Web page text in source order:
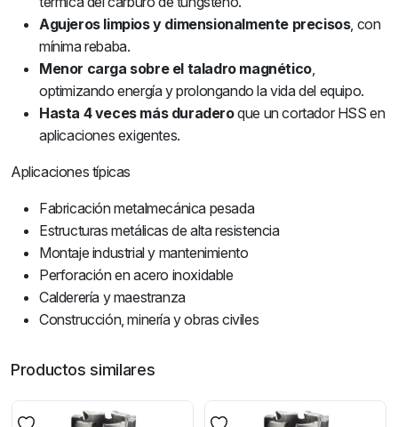
Agujeros limpios y dimensionalmente precisos, con
mínima rebaba.
Menor carga sobre el taladro magnético,
optimizando energía y prolongando la vida del equipo.
Hasta 4 veces más duraderoque un cortador HSS en
aplicaciones exigentes.
Aplicaciones típicas
Fabricación metalmecánica pesada
Estructuras metálicas de alta resistencia
Montaje industrial y mantenimiento
Perforación en acero inoxidable
Calderería y maestranza
Construcción, minería y obras civiles
Productos similares